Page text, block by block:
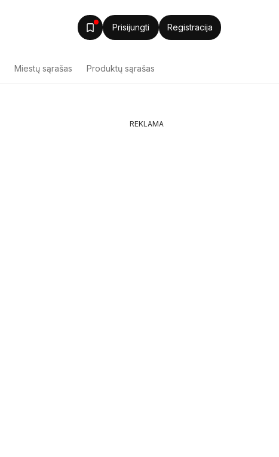
Prisijungti Registracija
Miestų sąrašas Produktų sąrašas
REKLAMA